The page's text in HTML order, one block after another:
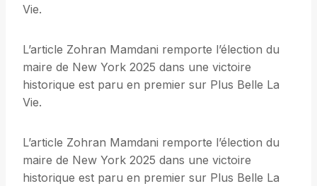
Vie.
L’article Zohran Mamdani remporte l’élection du
maire de New York 2025 dans une victoire
historique est paru en premier sur Plus Belle La
Vie.
L’article Zohran Mamdani remporte l’élection du
maire de New York 2025 dans une victoire
historique est paru en premier sur Plus Belle La